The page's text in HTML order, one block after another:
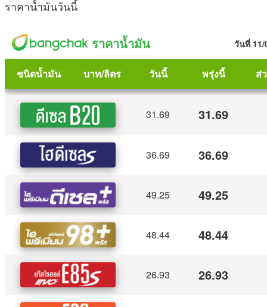
ราคาน้ำมันวันนี้